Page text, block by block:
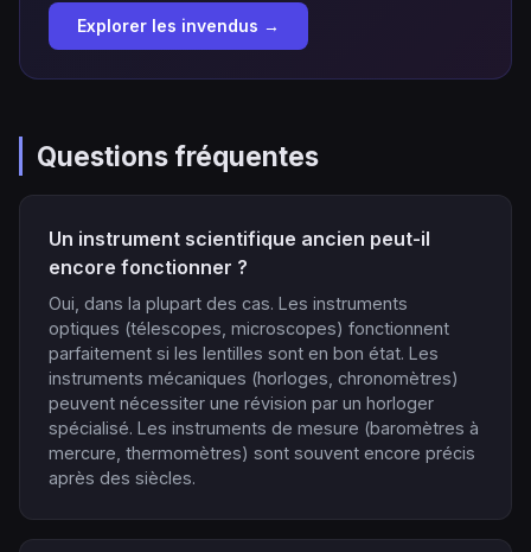
Explorer les invendus →
Questions fréquentes
Un instrument scientifique ancien peut-il
encore fonctionner ?
Oui, dans la plupart des cas. Les instruments
optiques (télescopes, microscopes) fonctionnent
parfaitement si les lentilles sont en bon état. Les
instruments mécaniques (horloges, chronomètres)
peuvent nécessiter une révision par un horloger
spécialisé. Les instruments de mesure (baromètres à
mercure, thermomètres) sont souvent encore précis
après des siècles.